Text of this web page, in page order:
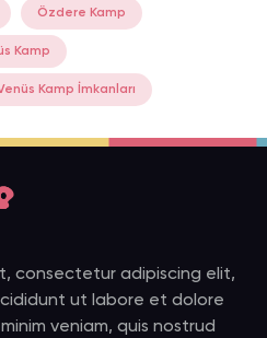
Özdere Kamp
Kamp
Kamp İmkanları
consectetur adipiscing elit,
ut labore et dolore
veniam, quis nostrud